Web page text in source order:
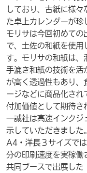
しており、古紙に様
た卓上カレンダーが珍
モリサは今回初めて
で、土佐の和紙を使
す。モリサの和紙は
手漉き和紙の技術を
が高く透過性もあり
ージなどに商品化さ
付加価値として期待さ
一誠社は高速インク
示していただきました
A4・洋長３サイズで
分の印刷速度を実稼働
共同ブースで出展した